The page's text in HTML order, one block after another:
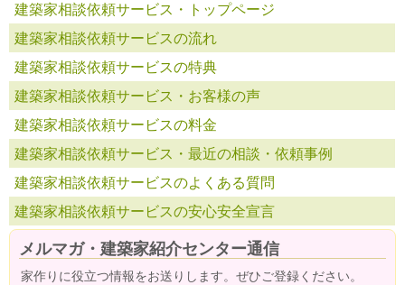
建築家相談依頼サービス・トップページ
建築家相談依頼サービスの流れ
建築家相談依頼サービスの特典
建築家相談依頼サービス・お客様の声
建築家相談依頼サービスの料金
建築家相談依頼サービス・最近の相談・依頼事例
建築家相談依頼サービスのよくある質問
建築家相談依頼サービスの安心安全宣言
メルマガ・建築家紹介センター通信
家作りに役立つ情報をお送りします。ぜひご登録ください。